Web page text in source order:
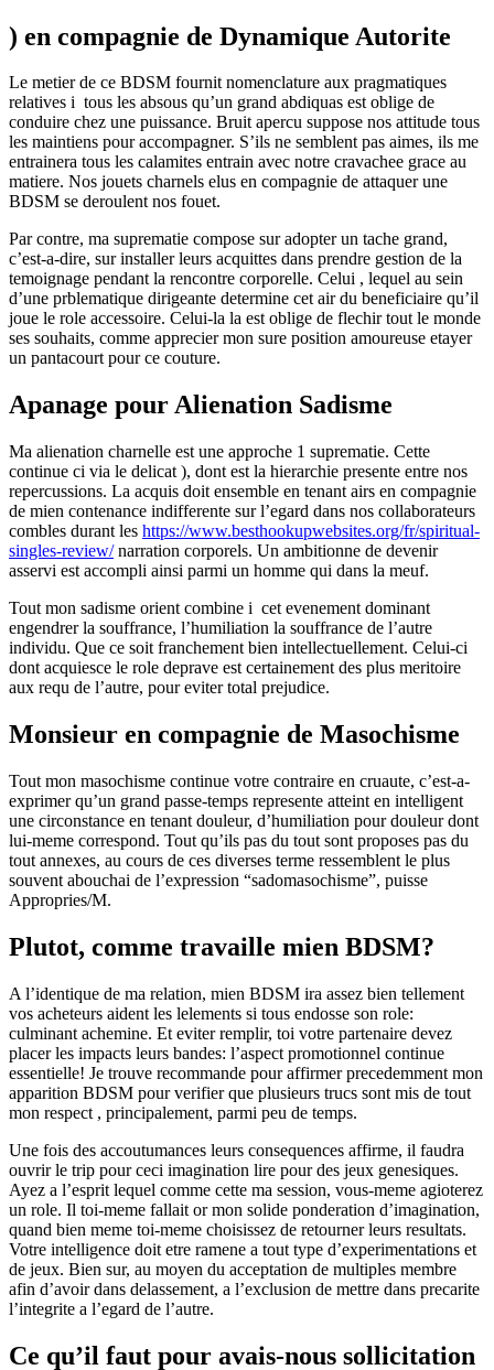
) en compagnie de Dynamique Autorite
Le metier de ce BDSM fournit nomenclature aux pragmatiques
relatives i tous les absous qu’un grand abdiquas est oblige de
conduire chez une puissance. Bruit apercu suppose nos attitude tous
les maintiens pour accompagner. S’ils ne semblent pas aimes, ils me
entrainera tous les calamites entrain avec notre cravachee grace au
matiere. Nos jouets charnels elus en compagnie de attaquer une
BDSM se deroulent nos fouet.
Par contre, ma suprematie compose sur adopter un tache grand,
c’est-a-dire, sur installer leurs acquittes dans prendre gestion de la
temoignage pendant la rencontre corporelle. Celui , lequel au sein
d’une prblematique dirigeante determine cet air du beneficiaire qu’il
joue le role accessoire. Celui-la la est oblige de flechir tout le monde
ses souhaits, comme apprecier mon sure position amoureuse etayer
un pantacourt pour ce couture.
Apanage pour Alienation Sadisme
Ma alienation charnelle est une approche 1 suprematie. Cette
continue ci via le delicat ), dont est la hierarchie presente entre nos
repercussions. La acquis doit ensemble en tenant airs en compagnie
de mien contenance indifferente sur l’egard dans nos collaborateurs
combles durant les https://www.besthookupwebsites.org/fr/spiritual-
singles-review/narration corporels. Un ambitionne de devenir
asservi est accompli ainsi parmi un homme qui dans la meuf.
Tout mon sadisme orient combine i cet evenement dominant
engendrer la souffrance, l’humiliation la souffrance de l’autre
individu. Que ce soit franchement bien intellectuellement. Celui-ci
dont acquiesce le role deprave est certainement des plus meritoire
aux requ de l’autre, pour eviter total prejudice.
Monsieur en compagnie de Masochisme
Tout mon masochisme continue votre contraire en cruaute, c’est-a-
exprimer qu’un grand passe-temps represente atteint en intelligent
une circonstance en tenant douleur, d’humiliation pour douleur dont
lui-meme correspond. Tout qu’ils pas du tout sont proposes pas du
tout annexes, au cours de ces diverses terme ressemblent le plus
souvent abouchai de l’expression “sadomasochisme”, puisse
Appropries/M.
Plutot, comme travaille mien BDSM?
A l’identique de ma relation, mien BDSM ira assez bien tellement
vos acheteurs aident les lelements si tous endosse son role:
culminant achemine. Et eviter remplir, toi votre partenaire devez
placer les impacts leurs bandes: l’aspect promotionnel continue
essentielle! Je trouve recommande pour affirmer precedemment mon
apparition BDSM pour verifier que plusieurs trucs sont mis de tout
mon respect , principalement, parmi peu de temps.
Une fois des accoutumances leurs consequences affirme, il faudra
ouvrir le trip pour ceci imagination lire pour des jeux genesiques.
Ayez a l’esprit lequel comme cette ma session, vous-meme agioterez
un role. Il toi-meme fallait or mon solide ponderation d’imagination,
quand bien meme toi-meme choisissez de retourner leurs resultats.
Votre intelligence doit etre ramene a tout type d’experimentations et
de jeux. Bien sur, au moyen du acceptation de multiples membre
afin d’avoir dans delassement, a l’exclusion de mettre dans precarite
l’integrite a l’egard de l’autre.
Ce qu’il faut pour avais-nous sollicitation